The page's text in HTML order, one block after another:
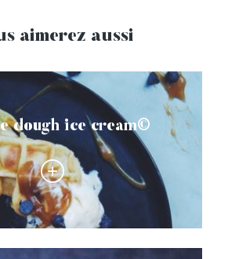
aimerez aussi
dough ice cream©